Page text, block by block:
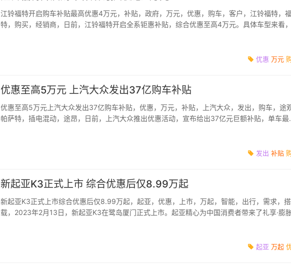
江铃福特开启购车补贴最高优惠4万元，补贴，政府，万元，优惠，购车，客户，江铃福特，
特，购买，经销商，日前，江铃福特开启全系钜惠补贴，综合优惠至高4万元。具体车型来看
优惠 万元
优惠至高5万元 上汽大众发出37亿购车补贴
优惠至高5万元上汽大众发出37亿购车补贴，优惠，万元，补贴，上汽大众，发出，购车，途观
帕萨特，插电混动，途昂，日前，上汽大众推出优惠活动，宣布给出37亿元巨额补贴，单车最
发出 补贴
新起亚K3正式上市 综合优惠后仅8.99万起
新起亚K3正式上市综合优惠后仅8.99万起，起亚，优惠，上市，万起，智能，出行，需求，搭
载，2023年2月13日，新起亚K3在鹭岛厦门正式上市。起亚精心为中国消费者带来了礼享·膨
起亚 万起